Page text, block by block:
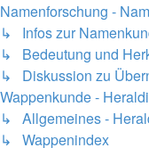
Namenforschung -
↳ Infos zur
↳ Bedeutung und
↳ Diskussion zu
Wappenkunde -
↳ Allgemeines -
↳ Wappenindex